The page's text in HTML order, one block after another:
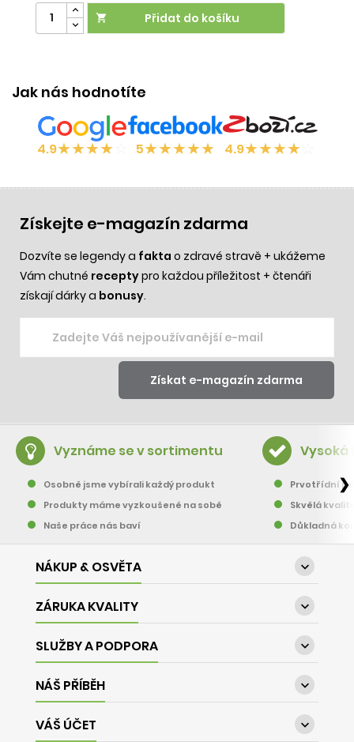
 Přidat do košíku
Jak nás hodnotíte
4.9★★★★ 5★★★★★ 4.9★★★★
Získejte e-magazín zdarma
Dozvíte se legendy a fakta o zdravé stravě + ukážeme
Vám chutné receptypro každou příležitost + čtenáři
získají dárky a bonusy.
Vyznáme se v sortimentu
Osobně jsme vybírali každý produkt
Produkty máme vyzkoušené na sobě
Naše práce nás baví
Vysoká
Prvotřídní
Skvělá
Důkladná
❯
NÁKUP & OSVĚTA 
ZÁRUKA KVALITY 
SLUŽBY A PODPORA 
NÁŠ PŘÍBĚH 
VÁŠ ÚČET 